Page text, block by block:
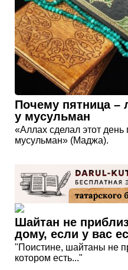
Почему пятница –
у мусульман
«Аллах сделал этот день
мусульман» (Маджа).
Шайтан не
дому, если у вас
"Поистине, шайтаны не
котором есть..."